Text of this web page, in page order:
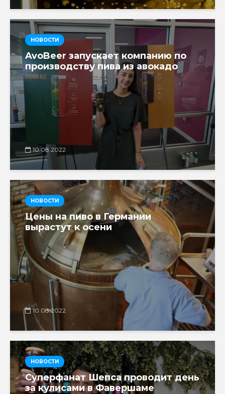
НОВОСТИ
AvoBeer запускает компанию по
производству пива из авокадо
10.08.2022
НОВОСТИ
Цены на пиво в Германии
вырастут к осени
10.08.2022
НОВОСТИ
Суперфанат Шепса проводит день
за кулисами в Фавершаме